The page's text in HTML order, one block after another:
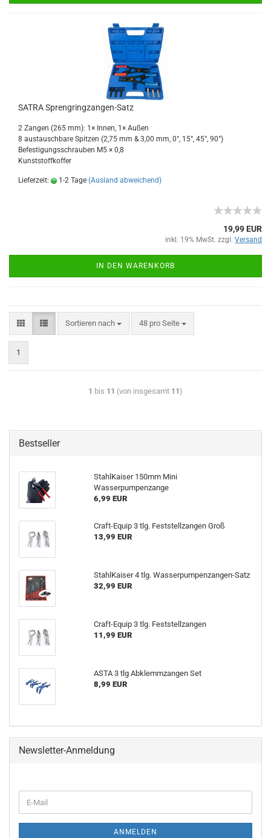
SATRA Sprengringzangen-Satz
2 Zangen (265 mm): 1× Innen, 1× Außen
8 austauschbare Spitzen (2,75 mm & 3,00 mm, 0°, 15°, 45°, 90°)
Befestigungsschrauben M5 × 0,8
Kunststoffkoffer
Lieferzeit: 1-2 Tage (Ausland abweichend)
19,99 EUR
inkl. 19% MwSt. zzgl. Versand
IN DEN WARENKORB
Sortieren nach 48 pro Seite
1
1 bis 11 (von insgesamt 11)
Bestseller
StahlKaiser 150mm Mini
Wasserpumpenzange
6,99 EUR
Craft-Equip 3 tlg. Feststellzangen Groß
13,99 EUR
StahlKaiser 4 tlg. Wasserpumpenzangen-Satz
32,99 EUR
Craft-Equip 3 tlg. Feststellzangen
11,99 EUR
ASTA 3 tlg Abklemmzangen Set
8,99 EUR
Newsletter-Anmeldung
ANMELDEN